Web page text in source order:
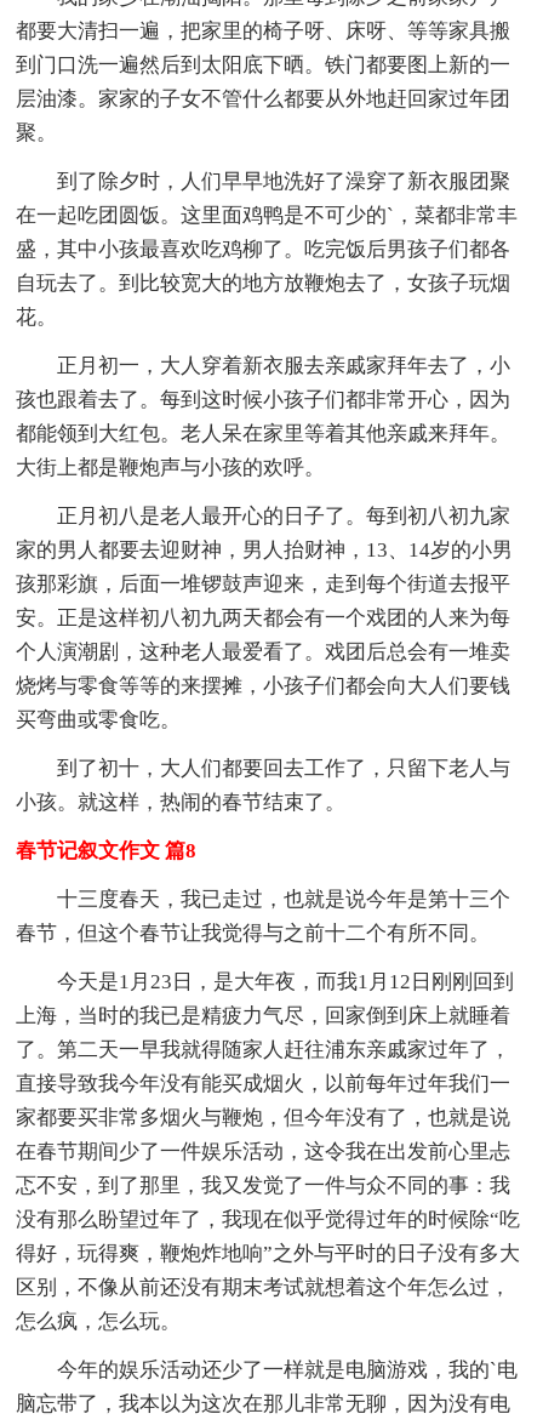
都要大清扫一遍，把家里的椅子呀、床呀、等等家具搬
到门口洗一遍然后到太阳底下晒。铁门都要图上新的一
层油漆。家家的子女不管什么都要从外地赶回家过年团
聚。
到了除夕时，人们早早地洗好了澡穿了新衣服团聚
在一起吃团圆饭。这里面鸡鸭是不可少的`，菜都非常丰
盛，其中小孩最喜欢吃鸡柳了。吃完饭后男孩子们都各
自玩去了。到比较宽大的地方放鞭炮去了，女孩子玩烟
花。
正月初一，大人穿着新衣服去亲戚家拜年去了，小
孩也跟着去了。每到这时候小孩子们都非常开心，因为
都能领到大红包。老人呆在家里等着其他亲戚来拜年。
大街上都是鞭炮声与小孩的欢呼。
正月初八是老人最开心的日子了。每到初八初九家
家的男人都要去迎财神，男人抬财神，13、14岁的小男
孩那彩旗，后面一堆锣鼓声迎来，走到每个街道去报平
安。正是这样初八初九两天都会有一个戏团的人来为每
个人演潮剧，这种老人最爱看了。戏团后总会有一堆卖
烧烤与零食等等的来摆摊，小孩子们都会向大人们要钱
买弯曲或零食吃。
到了初十，大人们都要回去工作了，只留下老人与
小孩。就这样，热闹的春节结束了。
春节记叙文作文 篇8
十三度春天，我已走过，也就是说今年是第十三个
春节，但这个春节让我觉得与之前十二个有所不同。
今天是1月23日，是大年夜，而我1月12日刚刚回到
上海，当时的我已是精疲力气尽，回家倒到床上就睡着
了。第二天一早我就得随家人赶往浦东亲戚家过年了，
直接导致我今年没有能买成烟火，以前每年过年我们一
家都要买非常多烟火与鞭炮，但今年没有了，也就是说
在春节期间少了一件娱乐活动，这令我在出发前心里忐
忑不安，到了那里，我又发觉了一件与众不同的事：我
没有那么盼望过年了，我现在似乎觉得过年的时候除“吃
得好，玩得爽，鞭炮炸地响”之外与平时的日子没有多大
区别，不像从前还没有期末考试就想着这个年怎么过，
怎么疯，怎么玩。
今年的娱乐活动还少了一样就是电脑游戏，我的`电
脑忘带了，我本以为这次在那儿非常无聊，因为没有电